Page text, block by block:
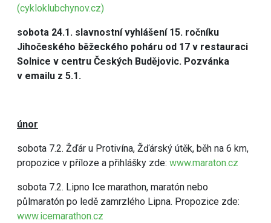
(cykloklubchynov.cz)
sobota 24.1. slavnostní vyhlášení 15. ročníku
Jihočeského běžeckého poháru od 17 v restauraci
Solnice v centru Českých Budějovic. Pozvánka
v emailu z 5.1.
únor
sobota 7.2. Žďár u Protivína, Žďárský útěk, běh na 6 km,
propozice v příloze a přihlášky zde: www.maraton.cz
sobota 7.2. Lipno Ice marathon, maratón nebo
půlmaratón po ledě zamrzlého Lipna. Propozice zde:
www.icemarathon.cz